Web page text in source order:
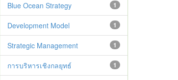
1
Blue Ocean Strategy
1
Development Model
1
Strategic Management
1
การบริหารเชิงกลยุทธ์